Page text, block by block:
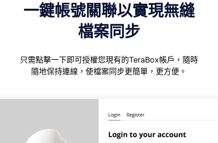
一鍵帳號關聯以實現無縫
檔案同步
只需點擊一下即可授權您現有的TeraBox帳戶，隨時
隨地保持連線，使檔案同步更簡單，更方便。